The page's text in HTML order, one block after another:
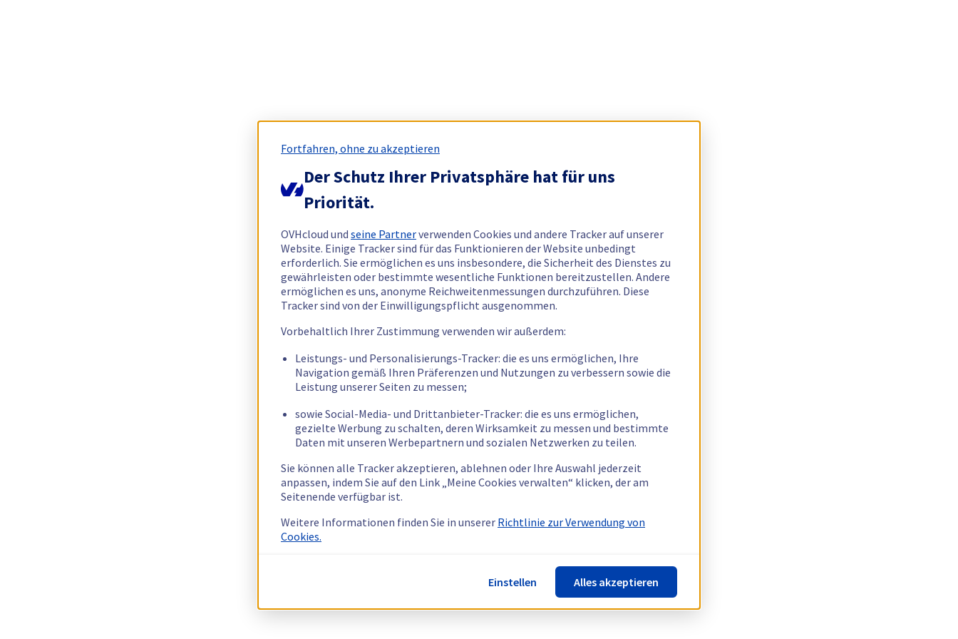
Fortfahren, ohne zu akzeptieren
Der Schutz Ihrer Privatsphäre hat für uns
Priorität.
OVHcloud und seine Partnerverwenden Cookies und andere Tracker auf unserer
Website. Einige Tracker sind für das Funktionieren der Website unbedingt
erforderlich. Sie ermöglichen es uns insbesondere, die Sicherheit des Dienstes zu
gewährleisten oder bestimmte wesentliche Funktionen bereitzustellen. Andere
ermöglichen es uns, anonyme Reichweitenmessungen durchzuführen. Diese
Tracker sind von der Einwilligungspflicht ausgenommen.
Vorbehaltlich Ihrer Zustimmung verwenden wir außerdem:
Leistungs- und Personalisierungs-Tracker: die es uns ermöglichen, Ihre
Navigation gemäß Ihren Präferenzen und Nutzungen zu verbessern sowie die
Leistung unserer Seiten zu messen;
sowie Social-Media- und Drittanbieter-Tracker: die es uns ermöglichen,
gezielte Werbung zu schalten, deren Wirksamkeit zu messen und bestimmte
Daten mit unseren Werbepartnern und sozialen Netzwerken zu teilen.
Sie können alle Tracker akzeptieren, ablehnen oder Ihre Auswahl jederzeit
anpassen, indem Sie auf den Link „Meine Cookies verwalten“ klicken, der am
Seitenende verfügbar ist.
Weitere Informationen finden Sie in unserer Richtlinie zur Verwendung von
Cookies.
Einstellen Alles akzeptieren